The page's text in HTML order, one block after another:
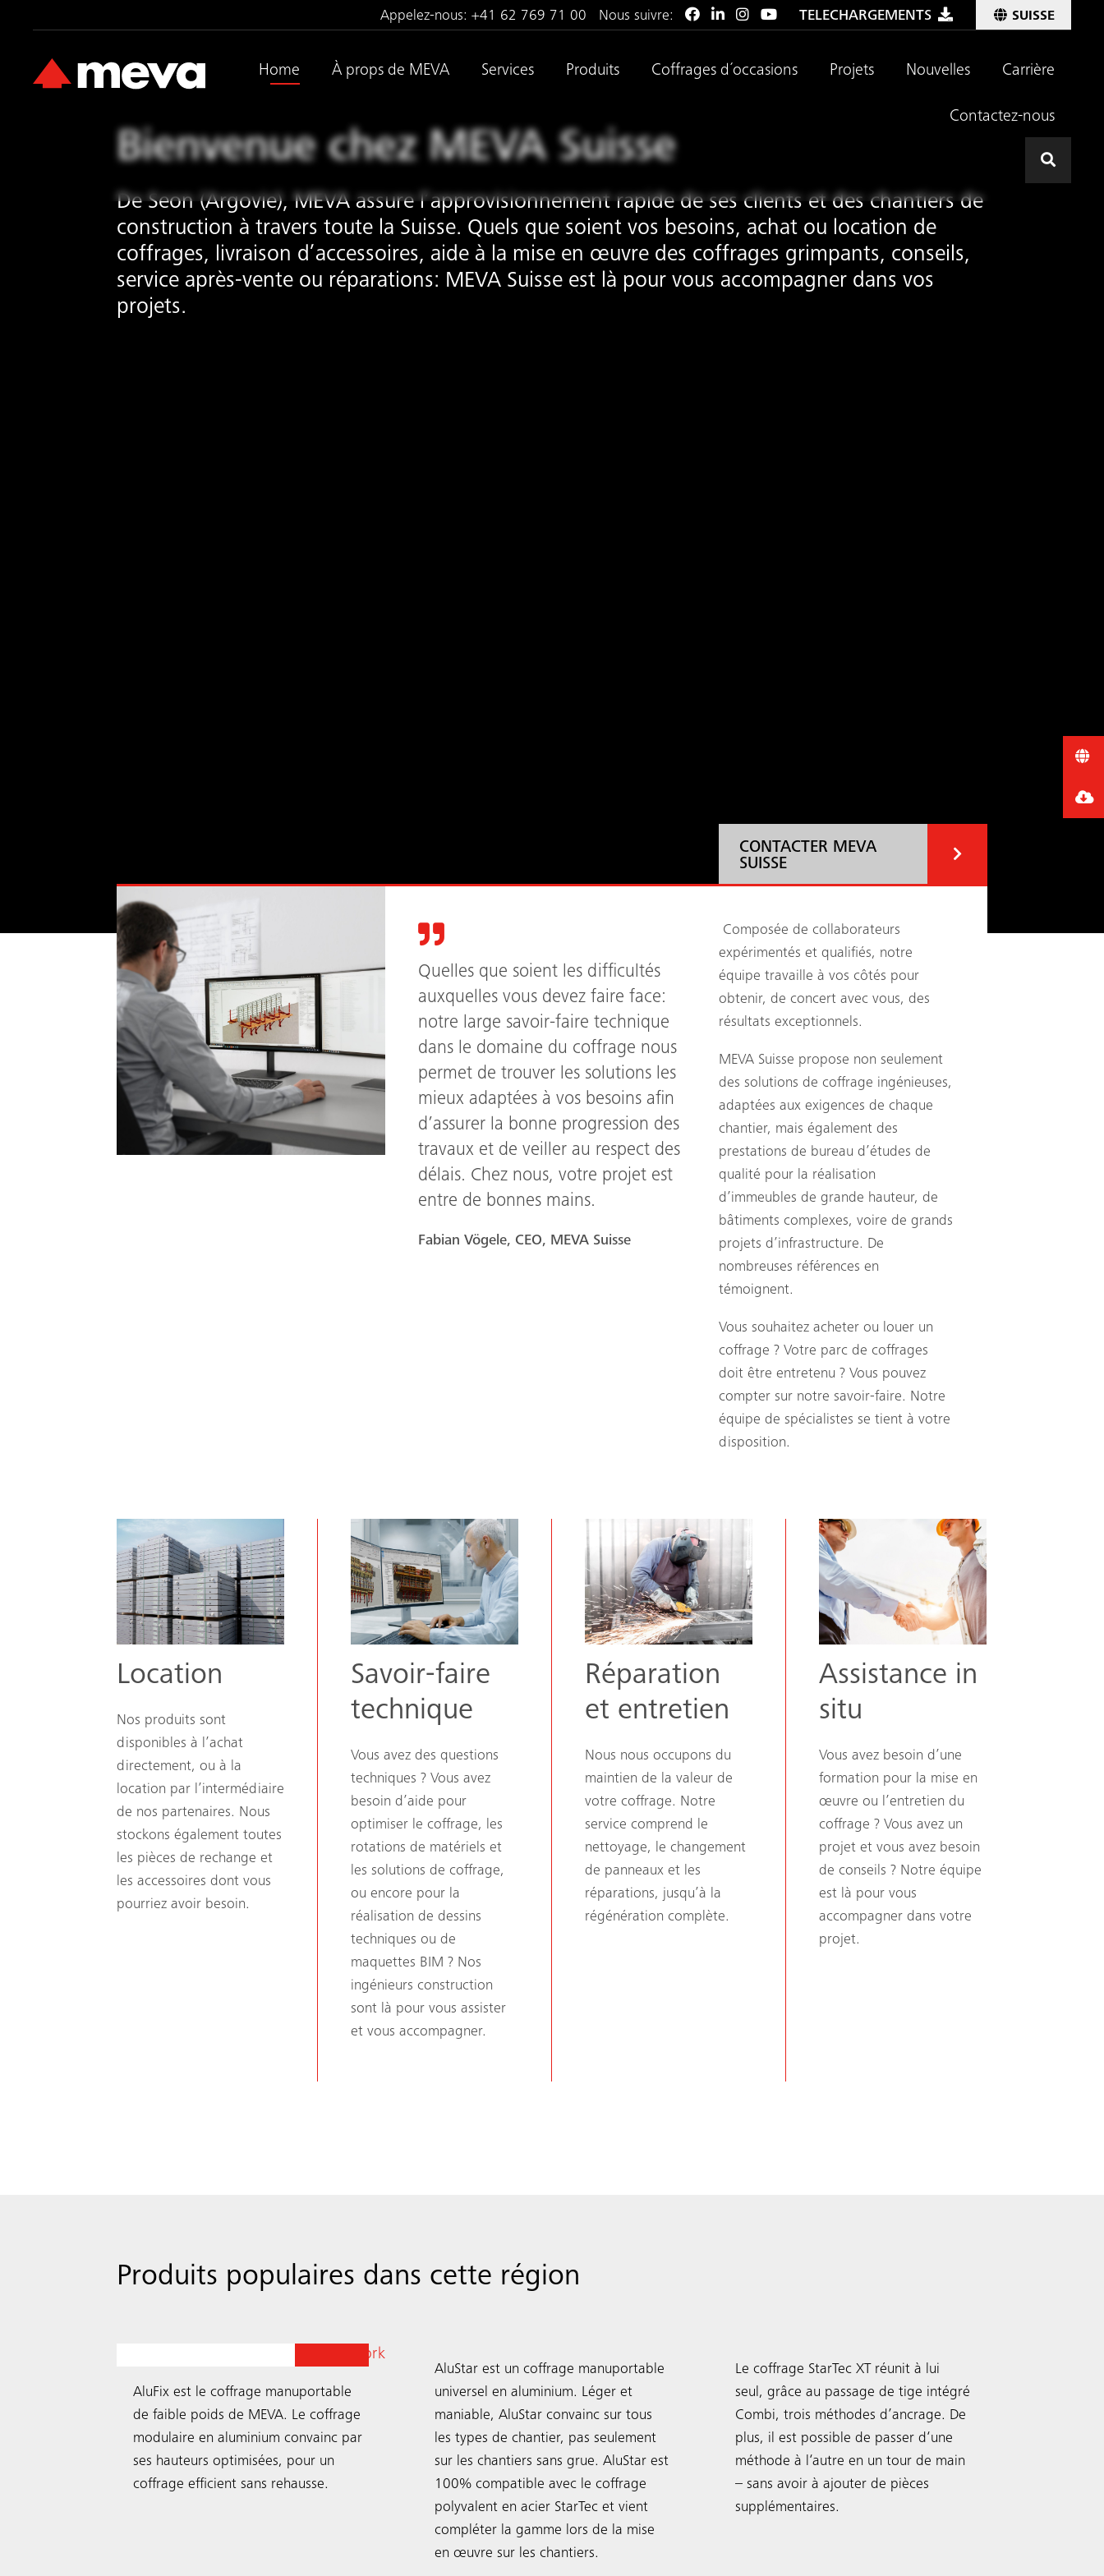
Appelez-nous:+41 62 769 71 00 Nous suivre: TELECHARGEMENTS SUISSE
Home À props de MEVA Services Produits Coffrages d´occasions Projets Nouvelles Carrière
Contactez-nous
Bienvenue chez MEVA Suisse
De Seon (Argovie), MEVA assure l’approvisionnement rapide de ses clients et des chantiers de
construction à travers toute la Suisse. Quels que soient vos besoins, achat ou location de
coffrages, livraison d’accessoires, aide à la mise en œuvre des coffrages grimpants, conseils,
service après-vente ou réparations: MEVA Suisse est là pour vous accompagner dans vos
projets.
CONTACTER MEVA
SUISSE
Quelles que soient les difficultés
auxquelles vous devez faire face:
notre large savoir-faire technique
dans le domaine du coffrage nous
permet de trouver les solutions les
mieux adaptées à vos besoins afin
d’assurer la bonne progression des
travaux et de veiller au respect des
délais. Chez nous, votre projet est
entre de bonnes mains.
Fabian Vögele, CEO, MEVA Suisse
Composée de collaborateurs
expérimentés et qualifiés, notre
équipe travaille à vos côtés pour
obtenir, de concert avec vous, des
résultats exceptionnels.
MEVA Suisse propose non seulement
des solutions de coffrage ingénieuses,
adaptées aux exigences de chaque
chantier, mais également des
prestations de bureau d’études de
qualité pour la réalisation
d’immeubles de grande hauteur, de
bâtiments complexes, voire de grands
projets d’infrastructure. De
nombreuses références en
témoignent.
Vous souhaitez acheter ou louer un
coffrage ? Votre parc de coffrages
doit être entretenu ? Vous pouvez
compter sur notre savoir-faire. Notre
équipe de spécialistes se tient à votre
disposition.
Location
Nos produits sont
disponibles à l’achat
directement, ou à la
location par l’intermédiaire
de nos partenaires. Nous
stockons également toutes
les pièces de rechange et
les accessoires dont vous
pourriez avoir besoin.
Savoir-faire
technique
Vous avez des questions
techniques ? Vous avez
besoin d’aide pour
optimiser le coffrage, les
rotations de matériels et
les solutions de coffrage,
ou encore pour la
réalisation de dessins
techniques ou de
maquettes BIM ? Nos
ingénieurs construction
sont là pour vous assister
et vous accompagner.
Réparation
et entretien
Nous nous occupons du
maintien de la valeur de
votre coffrage. Notre
service comprend le
nettoyage, le changement
de panneaux et les
réparations, jusqu’à la
régénération complète.
Assistance in
situ
Vous avez besoin d’une
formation pour la mise en
œuvre ou l’entretien du
coffrage ? Vous avez un
projet et vous avez besoin
de conseils ? Notre équipe
est là pour vous
accompagner dans votre
projet.
Produits populaires dans cette région
AluFix est le coffrage manuportable
de faible poids de MEVA. Le coffrage
modulaire en aluminium convainc par
ses ­hauteurs optimisées, pour un
coffrage efficient sans rehausse.
Coffrage de voiles
AluStar est un coffrage manuportable
universel en aluminium. Léger et
maniable, AluStar convainc sur tous
les types de chantier, pas seulement
sur les chantiers sans grue. AluStar est
100% compatible avec le ­coffrage
polyvalent en acier StarTec et vient
compléter la gamme lors de la mise
en œuvre sur les chantiers.
Le coffrage StarTec XT réunit à lui
seul, grâce au passage de tige intégré
Combi, trois méthodes d’ancrage. De
plus, il est possible de passer d‘une
méthode à l‘autre en un tour de main
– sans avoir à ajouter de pièces
supplémentaires.